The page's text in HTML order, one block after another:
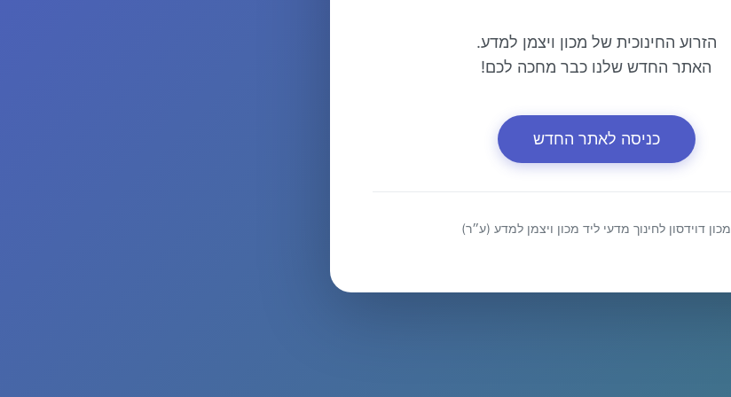
הזרוע החינוכית של מכון ויצמן למדע.
האתר החדש שלנו כבר מחכה לכם!
כניסה לאתר החדש
מכון דוידסון לחינוך מדעי ליד מכון ויצמן למדע (ע״ר)